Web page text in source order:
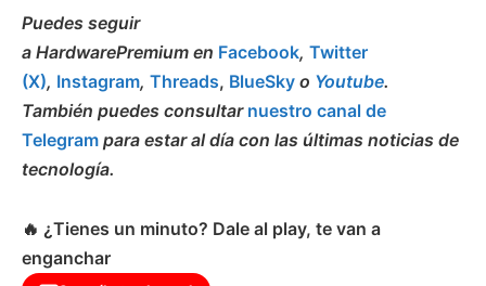
Puedes seguir
a HardwarePremium en Facebook, Twitter
(X), Instagram, Threads, BlueSky o Youtube.
También puedes consultar nuestro canal de
Telegram para estar al día con las últimas noticias de
tecnología.
🔥 ¿Tienes un minuto? Dale al play, te van a
enganchar